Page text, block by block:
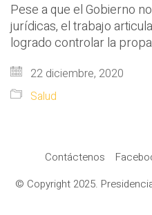
Pese a que el Gobierno
jurídicas, el trabajo
logrado controlar la
22 diciembre, 2020
Salud
Contáctenos
© Copyright 2025.